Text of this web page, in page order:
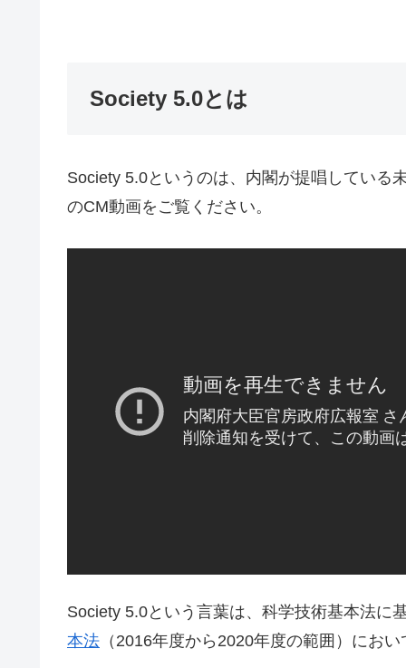
Society 5.0とは
Society 5.0というのは、内閣が提唱している
のCM動画をご覧ください。
Society 5.0という言葉は、科学技術基本法に
本法 （2016年度から2020年度の範囲）にお